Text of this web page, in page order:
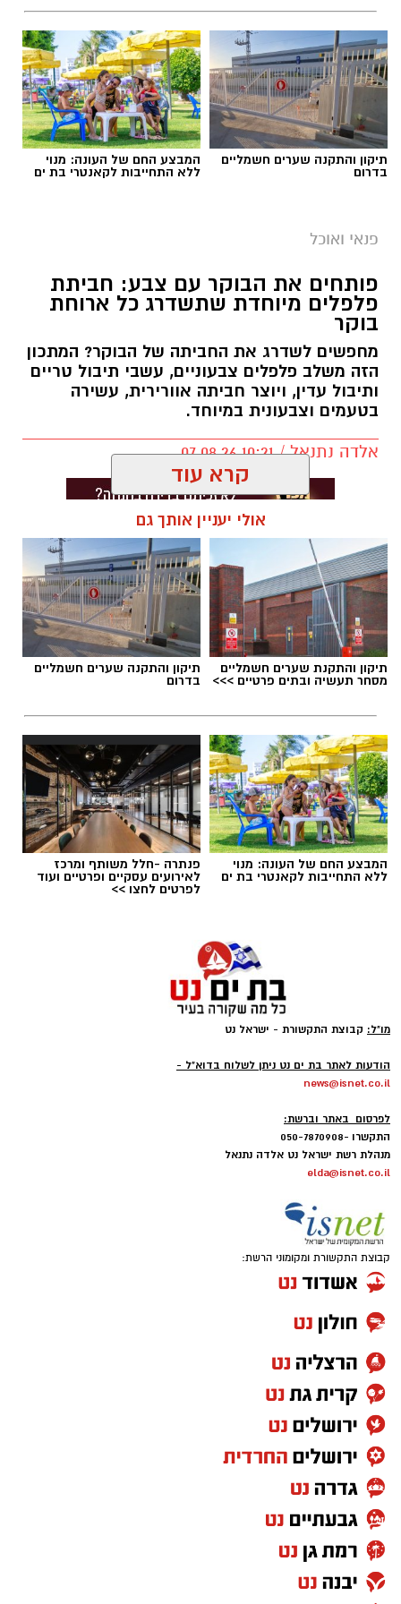
תיקון והתקנה שערים חשמליים
בדרום
המבצע החם של העונה: מנוי
ללא התחייבות לקאנטרי בת ים
פנאי ואוכל
פותחים את הבוקר עם צבע: חביתת
פלפלים מיוחדת שתשדרג כל ארוחת
בוקר
מחפשים לשדרג את החביתה של הבוקר? המתכון
הזה משלב פלפלים צבעוניים, עשבי תיבול טריים
ותיבול עדין, ויוצר חביתה אוורירית, עשירה
בטעמים וצבעונית במיוחד.
אלדה נתנאל / 10:21 07.08.26
תגים:חביתת ירק
½ פלפל אדום, חתוך לקוביות קטנות
½ פלפל צהוב, חתוך לקוביות קטנות
½ בצל קטן קצוץ דק (לא חובה)
2 כפות עירית קצוצה
2 כפות גבינה בולגרית מפוררת (לא חובה)
½ כפית פפריקה מתוקה
מלח ופלפל שחור לפי הטעם
כפית חמאה וכפית שמן זית לטיגון
אופן ההכנה
מחממים מחבת עם שמן הזית והחמאה.
מטגנים את הבצל במשך כ-2 דקות.
קרא עוד
אולי יעניין אותך גם
תיקון והתקנת שערים חשמליים
מסחר תעשיה ובתים פרטיים >>>
תיקון והתקנה שערים חשמליים
בדרום
המבצע החם של העונה: מנוי
ללא התחייבות לקאנטרי בת ים
פנתרה -חלל משותף ומרכז
לאירועים עסקיים ופרטיים ועוד
לפרטים לחצו >>
מו"ל: קבוצת התקשורת - ישראל נט
הודעות לאתר בת ים נט ניתן לשלוח בדוא"ל -
news@isnet.co.il
לפרסום באתר וברשת:
התקשרו -050-7870908
מנהלת רשת ישראל נט אלדה נתנאל
elda@isnet.co.il
קבוצת התקשורת ומקומוני הרשת: